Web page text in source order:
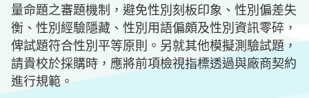
量命題之審題機制，避免性別刻板印象、性別偏差失
衡、性別經驗隱藏、性別用語偏頗及性別資訊零碎，
俾試題符合性別平等原則。另就其他模擬測驗試題，
請貴校於採購時，應將前項檢視指標透過與廠商契約
進行規範。